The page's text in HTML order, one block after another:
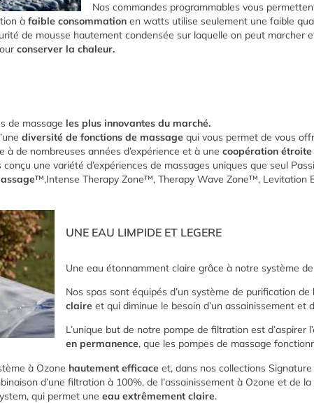
Nos commandes programmables vous
à faible consommation en watts utilise seulement une faible
de mousse hautement condensée sur laquelle on peut
conserver la chaleur.
de massage les plus innovantes du marché.
diversité de fonctions de massage qui vous permet de vous
à de nombreuses années d’expérience et à une coopération étroite
conçu une variété d’expériences de massages uniques que seul
™,Intense Therapy Zone™, Therapy Wave Zone™,
UNE EAU LIMPIDE ET LEGERE
Une eau étonnamment claire grâce à notre système de
Nos spas sont équipés d’un système de purification
claire et qui diminue le besoin d’un assainissement et
L’unique but de notre pompe de filtration est d’aspirer
en permanence, que les pompes de massage
à Ozone hautement efficace et, dans nos collections
d’une filtration à 100%, de l’assainissement à Ozone et de
qui permet une eau extrêmement claire.